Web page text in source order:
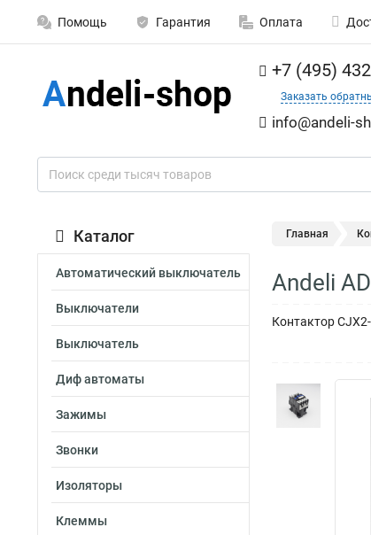
Помощь Гарантия Оплата
+7 (495)
Заказать
info@andeli-
Каталог
Автоматический выключатель
Выключатели
Выключатель
Диф автоматы
Зажимы
Звонки
Изоляторы
Клеммы
Главная
Andeli
Контактор